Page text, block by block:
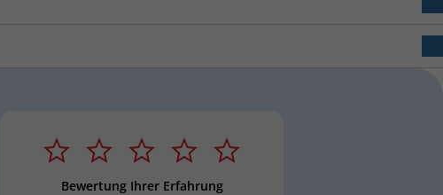
1 Stern 2 Sterne3 Sterne4 Sterne5 Sterne
Bewertung Ihrer Erfahrung